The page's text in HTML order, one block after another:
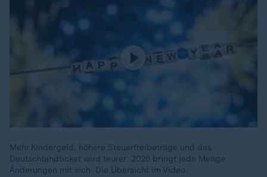
Mehr Kindergeld, höhere Steuerfreibeträge und das
Deutschlandticket wird teurer: 2026 bringt jede Menge
Änderungen mit sich. Die Übersicht im Video.